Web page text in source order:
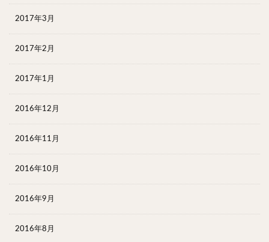
2017年3月
2017年2月
2017年1月
2016年12月
2016年11月
2016年10月
2016年9月
2016年8月